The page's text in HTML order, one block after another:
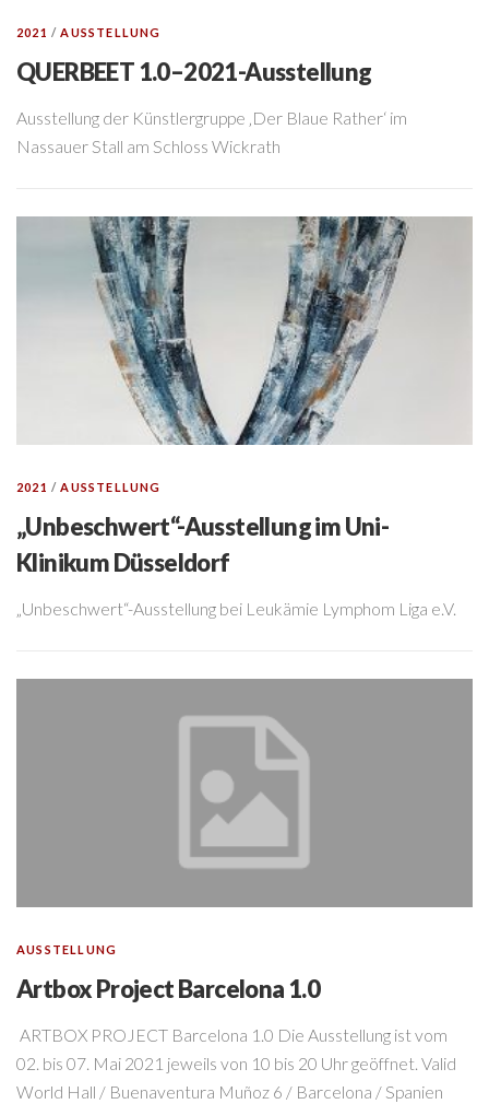
2021 /AUSSTELLUNG
QUERBEET 1.0–2021-Ausstellung
Ausstellung der Künstlergruppe ‚Der Blaue Rather‘ im
Nassauer Stall am Schloss Wickrath
2021 /AUSSTELLUNG
„Unbeschwert“-Ausstellung im Uni-
Klinikum Düsseldorf
„Unbeschwert“-Ausstellung bei Leukämie Lymphom Liga e.V.
AUSSTELLUNG
Artbox Project Barcelona 1.0
ARTBOX PROJECT Barcelona 1.0 Die Ausstellung ist vom
02. bis 07. Mai 2021 jeweils von 10 bis 20 Uhr geöffnet. Valid
World Hall / Buenaventura Muñoz 6 / Barcelona / Spanien